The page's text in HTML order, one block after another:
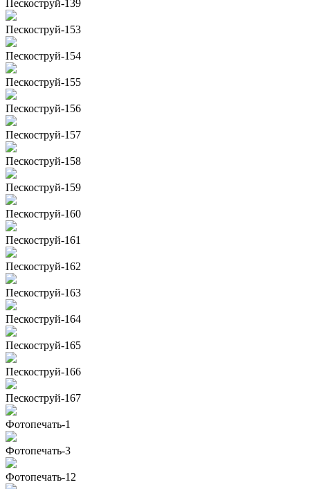
Пескоструй-139
Пескоструй-153
Пескоструй-154
Пескоструй-155
Пескоструй-156
Пескоструй-157
Пескоструй-158
Пескоструй-159
Пескоструй-160
Пескоструй-161
Пескоструй-162
Пескоструй-163
Пескоструй-164
Пескоструй-165
Пескоструй-166
Пескоструй-167
Фотопечать-1
Фотопечать-3
Фотопечать-12